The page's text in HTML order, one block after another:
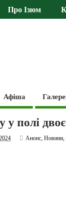
Про Ізюм
Афіша
у полі
Анонс,Новини,